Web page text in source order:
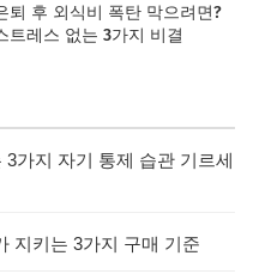
퇴 후 외식비 폭탄 막으려면?
트레스 없는 3가지 비결
가지 자기 통제 습관 기르세
지키는 3가지 구매 기준